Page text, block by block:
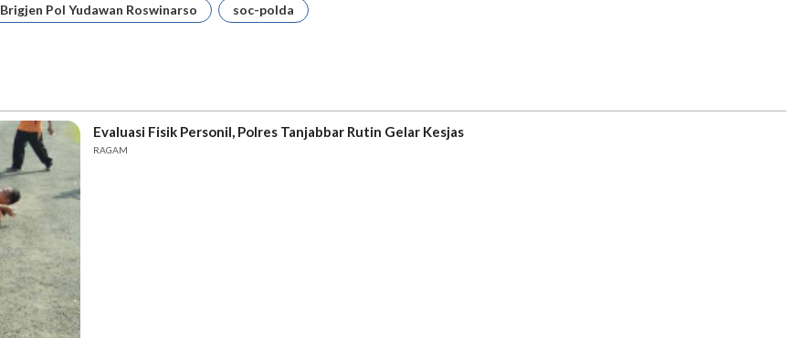
Brigjen Pol Yudawan Roswinarso soc-polda
Evaluasi Fisik Personil, Polres Tanjabbar Rutin Gelar Kesjas
RAGAM